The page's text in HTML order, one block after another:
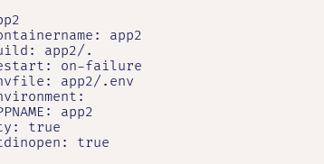
app2
app2/.
on-failure
app2/.env
app2
true
true